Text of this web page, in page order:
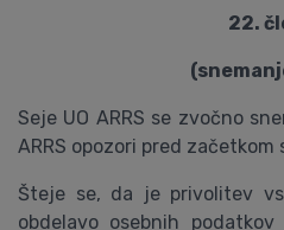
22.
Seje UO ARRS se zvočno
ARRS opozori pred začetkom
Šteje se, da je privolitev
obdelavo osebnih